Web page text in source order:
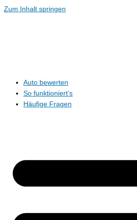
Zum Inhalt springen
Auto bewerten
So funktioniert’s
Häufige Fragen